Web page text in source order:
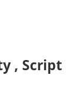
, Script